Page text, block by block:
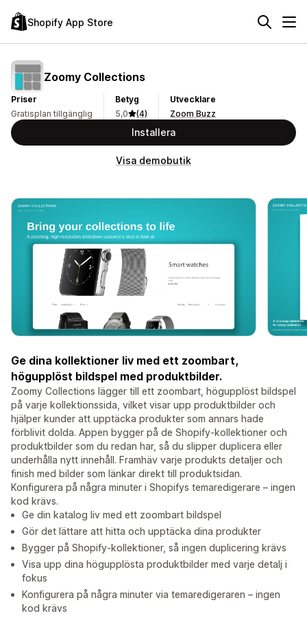
Shopify App Store
Zoomy Collections
Priser
Gratisplan tillgänglig
Betyg
5,0
(4)
Utvecklare
Zoom Buzz
Installera
Visa demobutik
Ge dina kollektioner liv med ett zoombart,
högupplöst bildspel med produktbilder.
Zoomy Collections lägger till ett zoombart, högupplöst bildspel
på varje kollektionssida, vilket visar upp produktbilder och
hjälper kunder att upptäcka produkter som annars hade
förblivit dolda. Appen bygger på de Shopify-kollektioner och
produktbilder som du redan har, så du slipper duplicera eller
underhålla nytt innehåll. Framhäv varje produkts detaljer och
finish med bilder som länkar direkt till produktsidan.
Konfigurera på några minuter i Shopifys temaredigerare – ingen
kod krävs.
Ge din katalog liv med ett zoombart bildspel
Gör det lättare att hitta och upptäcka dina produkter
Bygger på Shopify-kollektioner, så ingen duplicering krävs
Visa upp dina högupplösta produktbilder med varje detalj i
fokus
Konfigurera på några minuter via temaredigeraren – ingen
kod krävs